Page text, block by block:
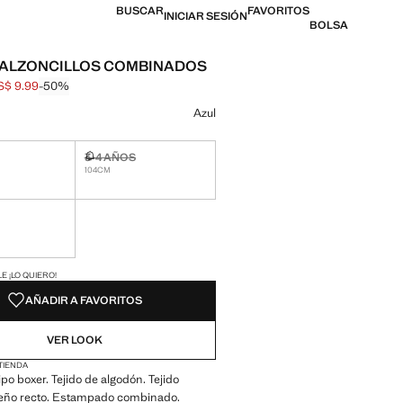
BUSCARINICIAR SESIÓNFAVORITOS
BOLSA
COMBINADOS
[US$ 19.99 ]
[US$ 9.99 ]
9.99-50%
color
Azul
¡Lo quiero!
3-4 AÑOS
104CM
No disponible ¡Lo quiero!
¡Lo quiero!
¡LO QUIERO!
AÑADIR A FAVORITOS
VER LOOK
boxer. Tejido de algodón. Tejido
recto. Estampado combinado.